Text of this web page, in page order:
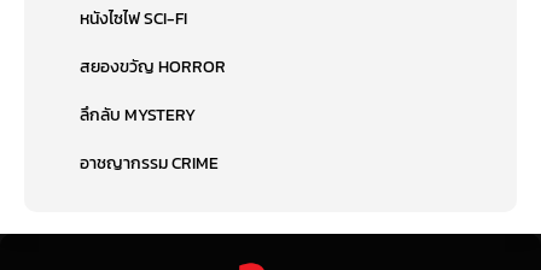
หนังไซไฟ SCI-FI
สยองขวัญ HORROR
ลึกลับ MYSTERY
อาชญากรรม CRIME